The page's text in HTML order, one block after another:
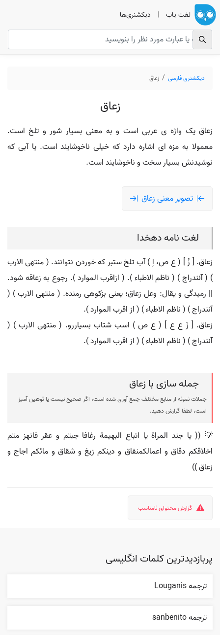
لغت یاب | دیکشنری‌ها
دیکشنری فارسی زعاق
زعاق
زعاق یک واژه ی عربی است و به معنی بسیار شور و تلخ است.
معمولا به مزه ای اشاره دارد که خیلی ناخوشایند است. یا آبی که
نوشیدنش بسیار سخت و ناخوشایند است.
تصویر معنی زعاق
لغت نامه دهخدا
زعاق. [ زُ ] ( ع ص، اِ ) آب تلخ ستبر که خوردن نتوانند. ( منتهی الارب
) ( آنندراج ) ( ناظم الاطباء ). ( ازاقرب الموارد ). رجوع به زعاقه شود.
|| رمیدگی و یقال: وعل زعاق؛ یعنی بزکوهی رمنده. ( منتهی الارب ) (
آنندراج ) ( ناظم الاطباء ) ( از اقرب الموارد ).
زعاق. [ زَ ع ع ] ( ع ص ) اسب شتاب بسیاررو. ( منتهی الارب ) (
آنندراج ) ( ناظم الاطباء ) ( از اقرب الموارد ).
جمله سازی با زعاق
جملات نمونه از منابع مختلف جمع آوری شده است، اگر صحیح نیست یا توهین آمیز
است، لطفا گزارش دهید.
💡 (( يا جند المراة يا اتباع البهيمة رغافا جبتم و عقر فانهز متم
اخلاقكم دقاق و اعمالكمنفاق و دينكم زيغ و شقاق و مائكم اجاج و
زعاق ))
گزارش محتوای نامناسب
پربازدیدترین کلمات انگلیسی
ترجمه Louganis
ترجمه sanbenito